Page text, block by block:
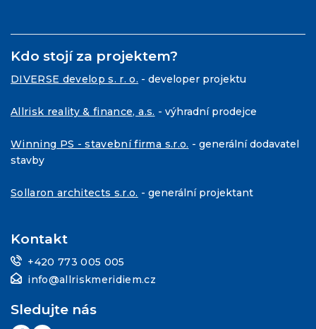
Kdo stojí za projektem?
DIVERSE develop s. r. o. - developer projektu
Allrisk reality & finance, a.s. - výhradní prodejce
Winning PS - stavební firma s.r.o. - generální dodavatel
stavby
Sollaron architects s.r.o. - generální projektant
Kontakt
+420 773 005 005
info@allriskmeridiem.cz
Sledujte nás